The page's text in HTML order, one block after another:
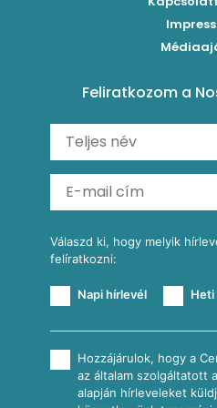
Carbonara
Shakshuka
Ratatouille
Kukoricás-újhagymás lepény
Mexikói húsleves kukorica
Almás-kéksajtos
Köretek
Reggeli receptek
Feliratkozom a
Válaszd ki, hogy melyik
felíratkozni:
Napi hírlevél Heti
Hozzájárulok, hogy a
az általam szolgáltatott
alapján hírleveleket